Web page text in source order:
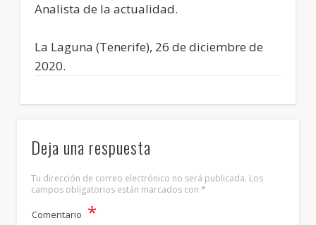
Analista de la actualidad.
La Laguna (Tenerife), 26 de diciembre de
2020.
Deja una respuesta
Tu dirección de correo electrónico no será publicada. Los
campos obligatorios están marcados con*
Comentario *